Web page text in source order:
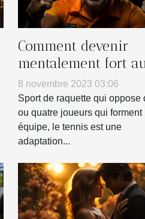
Comment devenir
mentalement fort
tennis ?
8 novembre 2023 03:06
Sport de raquette qui oppose
ou quatre joueurs qui forment
équipe, le tennis est une
adaptation...